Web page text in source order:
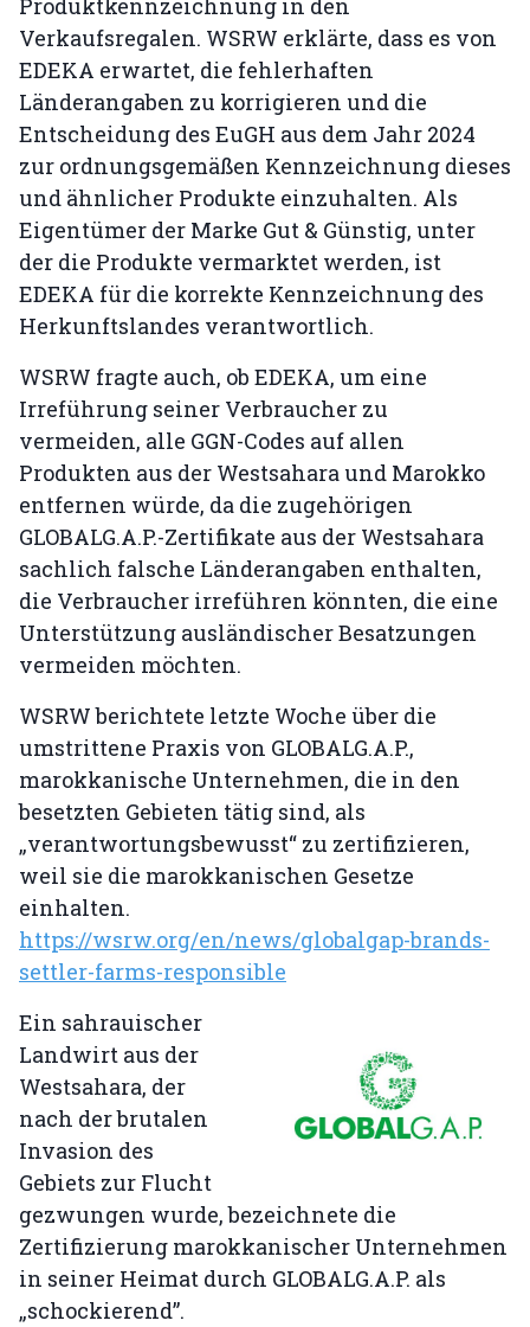
Produktkennzeichnung in den
Verkaufsregalen. WSRW erklärte, dass es von
EDEKA erwartet, die fehlerhaften
Länderangaben zu korrigieren und die
Entscheidung des EuGH aus dem Jahr 2024
zur ordnungsgemäßen Kennzeichnung dieses
und ähnlicher Produkte einzuhalten. Als
Eigentümer der Marke Gut & Günstig, unter
der die Produkte vermarktet werden, ist
EDEKA für die korrekte Kennzeichnung des
Herkunftslandes verantwortlich.
WSRW fragte auch, ob EDEKA, um eine
Irreführung seiner Verbraucher zu
vermeiden, alle GGN-Codes auf allen
Produkten aus der Westsahara und Marokko
entfernen würde, da die zugehörigen
GLOBALG.A.P.-Zertifikate aus der Westsahara
sachlich falsche Länderangaben enthalten,
die Verbraucher irreführen könnten, die eine
Unterstützung ausländischer Besatzungen
vermeiden möchten.
WSRW berichtete letzte Woche über die
umstrittene Praxis von GLOBALG.A.P.,
marokkanische Unternehmen, die in den
besetzten Gebieten tätig sind, als
„verantwortungsbewusst“ zu zertifizieren,
weil sie die marokkanischen Gesetze
einhalten.
https://wsrw.org/en/news/globalgap-brands-
settler-farms-responsible
Ein sahrauischer
Landwirt aus der
Westsahara, der
nach der brutalen
Invasion des
Gebiets zur Flucht
gezwungen wurde, bezeichnete die
Zertifizierung marokkanischer Unternehmen
in seiner Heimat durch GLOBALG.A.P. als
„schockierend”.